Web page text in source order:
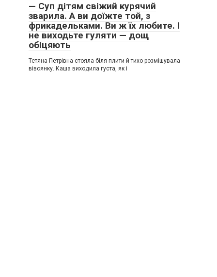
— Суп дітям свіжий курячий
зварила. А ви доїжте той, з
фрикадельками. Ви ж їх любите. І
не виходьте гуляти — дощ
обіцяють
Тетяна Петрівна стояла біля плити й тихо розмішувала
вівсянку. Каша виходила густа, як і